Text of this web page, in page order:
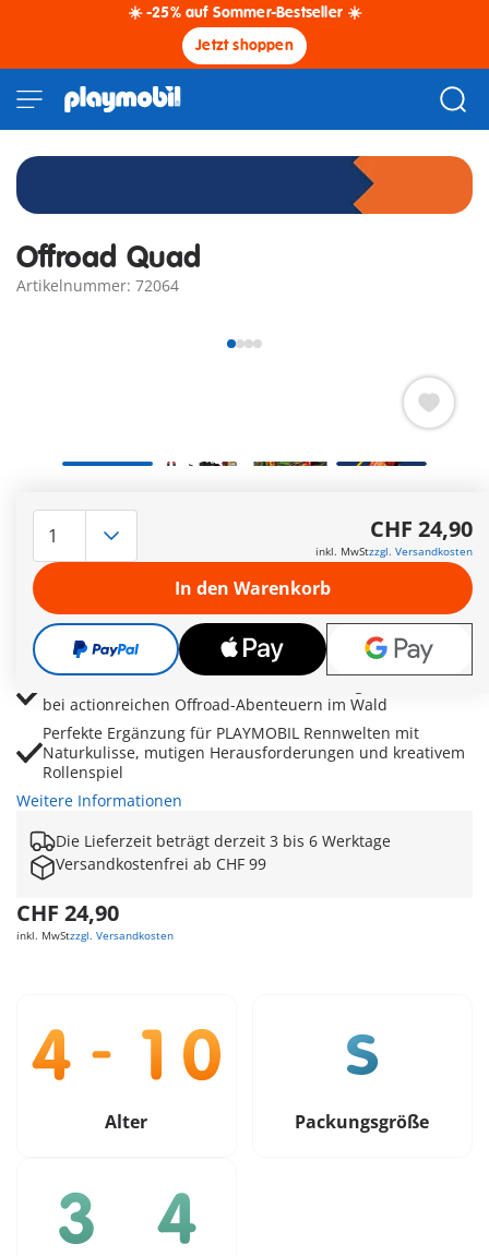
☀️ -25% auf Sommer-Bestseller ☀️
Jetzt shoppen
Offroad Quad
Artikelnummer: 72064
anspruchsvolles Gelände
Abnehmbarer Rammbügel sorgt für maximale Flexibilität
beim Überwinden von Hindernissen und engen Passagen
Fernglas, Werkzeug und praktischer Stauraum
ermöglichen realistische Rennetappen und spannende
Expeditionen
bei actionreichen Offroad-Abenteuern im Wald
Perfekte Ergänzung für PLAYMOBIL Rennwelten mit
Naturkulisse, mutigen Herausforderungen und kreativem
Rollenspiel
Weitere Informationen
Die Lieferzeit beträgt derzeit 3 bis 6 Werktage
Versandkostenfrei ab CHF 99
CHF 24,90
inkl. MwStzzgl. Versandkosten
CHF 24,90
inkl. MwStzzgl. Versandkosten
In den Warenkorb
Alter Packungsgröße